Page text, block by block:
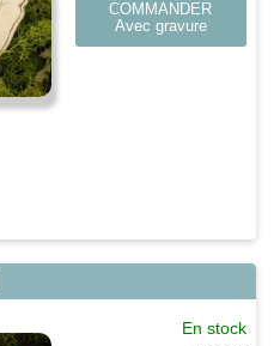
COMMANDER
Avec gravure
En stock